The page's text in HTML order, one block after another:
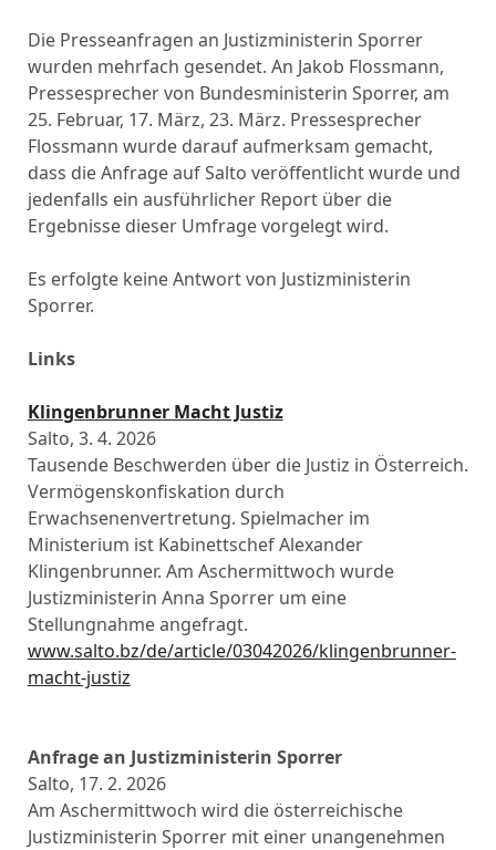
Die Presseanfragen an Justizministerin Sporrer
wurden mehrfach gesendet. An Jakob Flossmann,
Pressesprecher von Bundesministerin Sporrer, am
25. Februar, 17. März, 23. März. Pressesprecher
Flossmann wurde darauf aufmerksam gemacht,
dass die Anfrage auf Salto veröffentlicht wurde und
jedenfalls ein ausführlicher Report über die
Ergebnisse dieser Umfrage vorgelegt wird.
Es erfolgte keine Antwort von Justizministerin
Sporrer.
Links
Klingenbrunner Macht Justiz
Salto, 3. 4. 2026
Tausende Beschwerden über die Justiz in Österreich.
Vermögenskonfiskation durch
Erwachsenenvertretung. Spielmacher im
Ministerium ist Kabinettschef Alexander
Klingenbrunner. Am Aschermittwoch wurde
Justizministerin Anna Sporrer um eine
Stellungnahme angefragt.
www.salto.bz/de/article/03042026/klingenbrunner-
macht-justiz
Anfrage an Justizministerin Sporrer
Salto, 17. 2. 2026
Am Aschermittwoch wird die österreichische
Justizministerin Sporrer mit einer unangenehmen